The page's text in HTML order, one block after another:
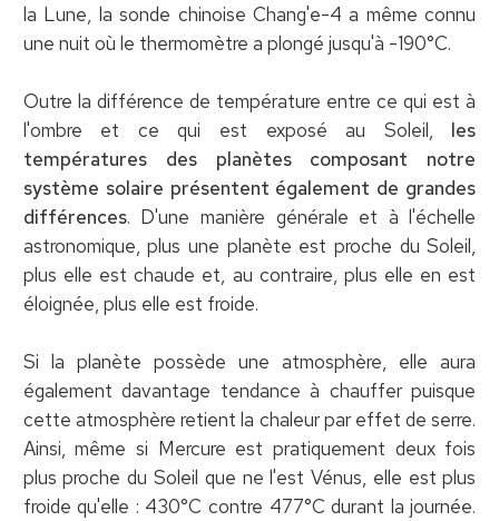
la Lune, la sonde chinoise Chang'e-4 a même connu
une nuit où le thermomètre a plongé jusqu'à -190°C.
Outre la différence de température entre ce qui est à
l'ombre et ce qui est exposé au Soleil, les
températures des planètes composant notre
système solaire présentent également de grandes
différences. D'une manière générale et à l'échelle
astronomique, plus une planète est proche du Soleil,
plus elle est chaude et, au contraire, plus elle en est
éloignée, plus elle est froide.
Si la planète possède une atmosphère, elle aura
également davantage tendance à chauffer puisque
cette atmosphère retient la chaleur par effet de serre.
Ainsi, même si Mercure est pratiquement deux fois
plus proche du Soleil que ne l'est Vénus, elle est plus
froide qu'elle : 430°C contre 477°C durant la journée.